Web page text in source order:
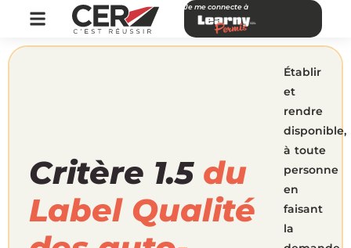
Je me connecte à
Critère 1.5 du
Label Qualité
Établir
et
rendre
disponible,
à toute
personne
en
faisant
la